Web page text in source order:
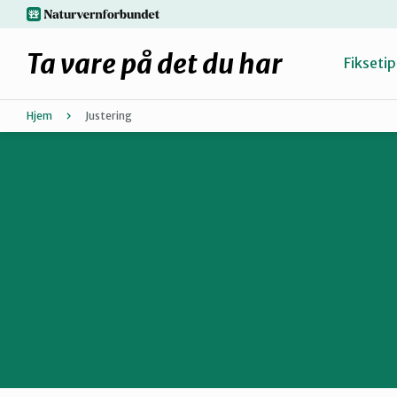
Hopp
til
hovedinnhold
naturvernforbundet.no
Ta vare på det du har
Hjem Justering